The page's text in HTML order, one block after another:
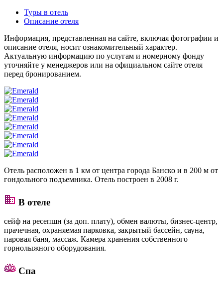
Туры в отель
Описание отеля
Информация, представленная на сайте, включая фотографии и
описание отеля, носит ознакомительный характер.
Актуальную информацию по услугам и номерному фонду
уточняйте у менеджеров или на официальном сайте отеля
перед бронированием.
Отель расположен в 1 км от центра города Банско и в 200 м от
гондольного подъемника. Отель построен в 2008 г.
В отеле
сейф на ресепшн (за доп. плату), обмен валюты, бизнес-центр,
прачечная, охраняемая парковка, закрытый бассейн, сауна,
паровая баня, массаж. Камера хранения собственного
горнолыжного оборудования.
Спа